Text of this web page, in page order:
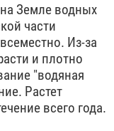
Земле водных
части
Из-за
и плотно
"водяная
Растет
всего года.